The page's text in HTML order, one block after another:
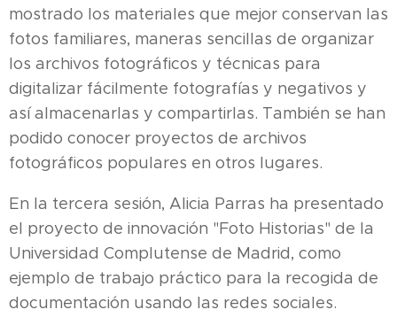
mostrado los materiales que mejor conservan las
fotos familiares, maneras sencillas de organizar
los archivos fotográficos y técnicas para
digitalizar fácilmente fotografías y negativos y
así almacenarlas y compartirlas. También se han
podido conocer proyectos de archivos
fotográficos populares en otros lugares.
En la tercera sesión, Alicia Parras ha presentado
el proyecto de innovación "Foto Historias" de la
Universidad Complutense de Madrid, como
ejemplo de trabajo práctico para la recogida de
documentación usando las redes sociales.